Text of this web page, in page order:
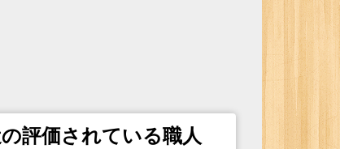
評価されている職人